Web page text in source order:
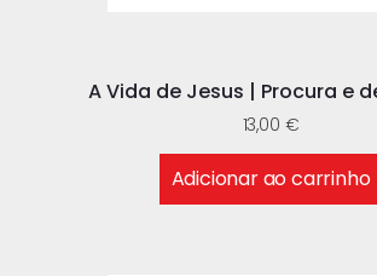
A Vida de Jesus | Procura e
13,00 €
Adicionar ao carrinho